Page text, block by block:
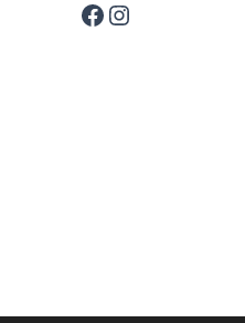
FacebookInstagram